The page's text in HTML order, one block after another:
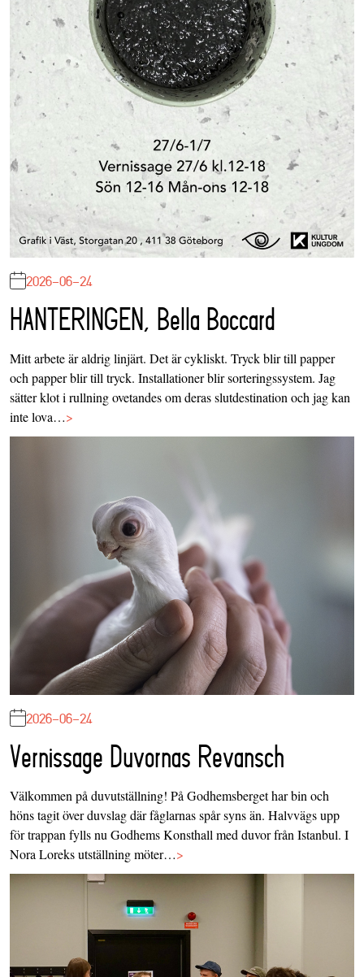
2026-06-24
HANTERINGEN, Bella Boccard
Mitt arbete är aldrig linjärt. Det är cykliskt. Tryck blir till papper
och papper blir till tryck. Installationer blir sorteringssystem. Jag
sätter klot i rullning ovetandes om deras slutdestination och jag kan
inte lova…>
2026-06-24
Vernissage Duvornas Revansch
Välkommen på duvutställning! På Godhemsberget har bin och
höns tagit över duvslag där fåglarnas spår syns än. Halvvägs upp
för trappan fylls nu Godhems Konsthall med duvor från Istanbul. I
Nora Loreks utställning möter…>